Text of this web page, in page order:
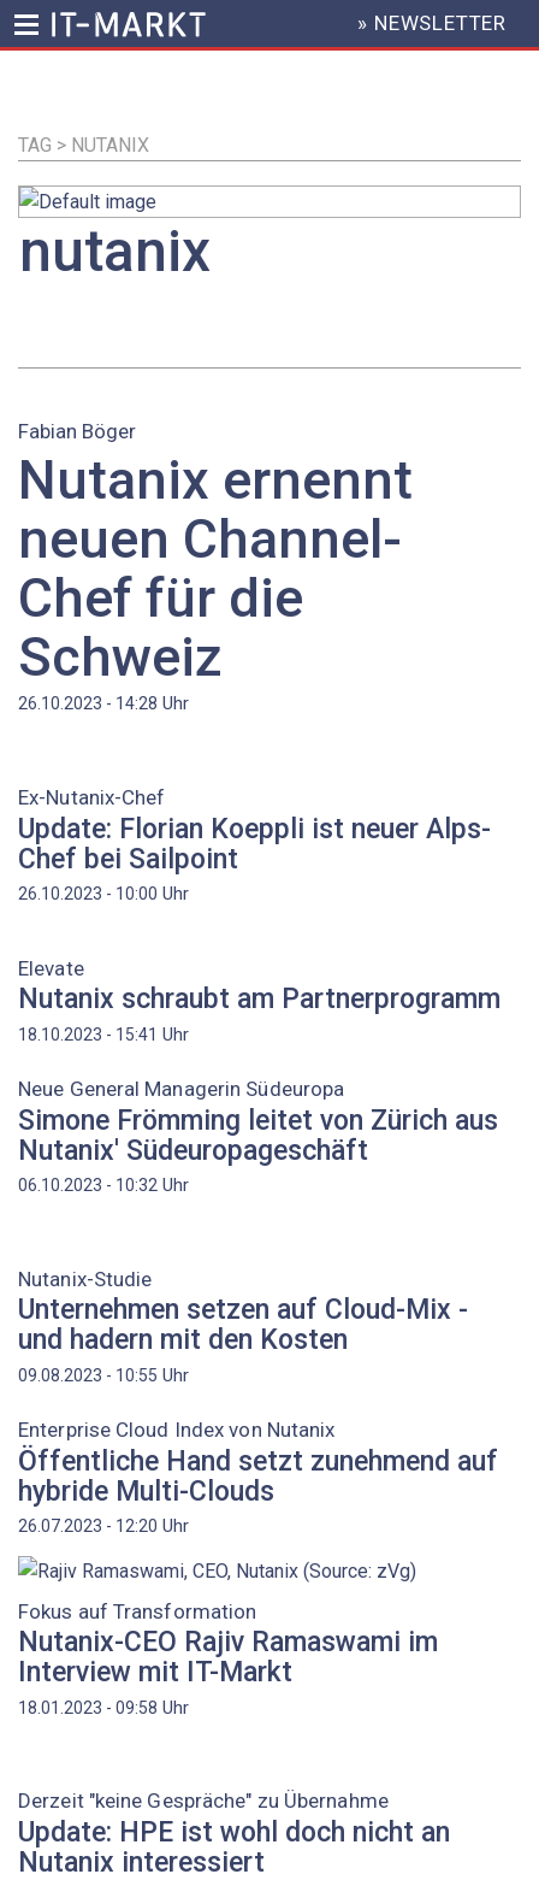
Inhalt
HEADER
MENU
» NEWSLETTER
TAG > NUTANIX
nutanix
Fabian Böger
Nutanix ernennt
neuen Channel-
Chef für die
Schweiz
26.10.2023 - 14:28 Uhr
Ex-Nutanix-Chef
Update: Florian Koeppli ist neuer Alps-
Chef bei Sailpoint
26.10.2023 - 10:00 Uhr
Elevate
Nutanix schraubt am Partnerprogramm
18.10.2023 - 15:41 Uhr
Neue General Managerin Südeuropa
Simone Frömming leitet von Zürich aus
Nutanix' Südeuropageschäft
06.10.2023 - 10:32 Uhr
Nutanix-Studie
Unternehmen setzen auf Cloud-Mix -
und hadern mit den Kosten
09.08.2023 - 10:55 Uhr
Enterprise Cloud Index von Nutanix
Öffentliche Hand setzt zunehmend auf
hybride Multi-Clouds
26.07.2023 - 12:20 Uhr
Fokus auf Transformation
Nutanix-CEO Rajiv Ramaswami im
Interview mit IT-Markt
18.01.2023 - 09:58 Uhr
Derzeit "keine Gespräche" zu Übernahme
Update: HPE ist wohl doch nicht an
Nutanix interessiert